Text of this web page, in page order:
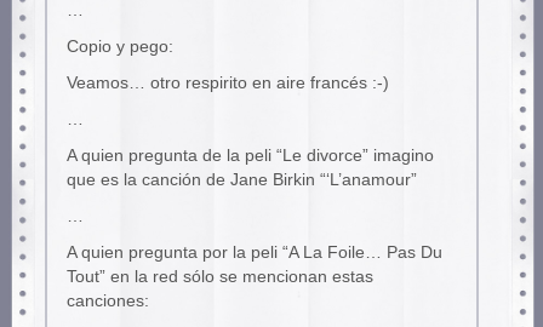
…
Copio y pego:
Veamos… otro respirito en aire francés :-)
…
A quien pregunta de la peli “Le divorce” imagino
que es la canción de Jane Birkin “‘L’anamour”
…
A quien pregunta por la peli “A La Foile… Pas Du
Tout” en la red sólo se mencionan estas
canciones: